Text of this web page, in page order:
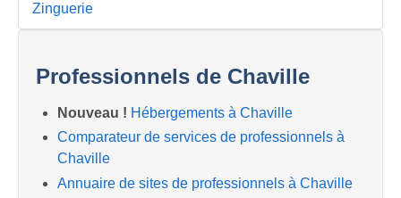
Zinguerie
Professionnels de Chaville
Nouveau ! Hébergements à Chaville
Comparateur de services de professionnels à
Chaville
Annuaire de sites de professionnels à Chaville